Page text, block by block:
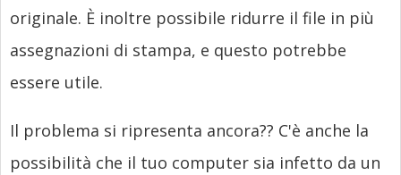
originale. È inoltre possibile ridurre il file in più
assegnazioni di stampa, e questo potrebbe
essere utile.
Il problema si ripresenta ancora?? C'è anche la
possibilità che il tuo computer sia infetto da un